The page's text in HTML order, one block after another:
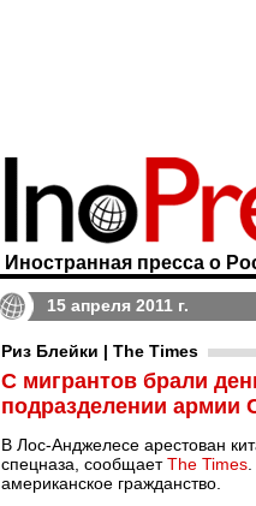
Иностранная пресса о
15 апреля 2011 г.
Риз Блейки | The Times
С мигрантов брали
подразделении
В Лос-Анджелесе арестован
спецназа, сообщаетThe Times
американское гражданство.